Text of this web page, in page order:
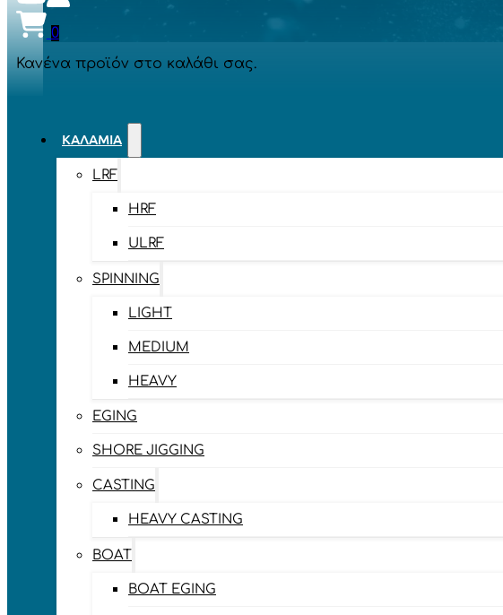
0
Κανένα προϊόν στο καλάθι σας.
ΚΑΛΆΜΙΑ
LRF
HRF
ULRF
SPINNING
LIGHT
MEDIUM
HEAVY
EGING
SHORE JIGGING
CASTING
HEAVY CASTING
BOAT
BOAT EGING